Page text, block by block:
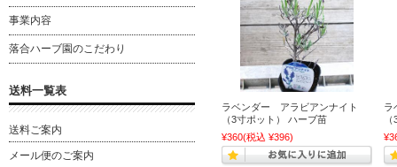
ラベンダー アラビアンナイト
（3寸ポット） ハーブ苗
¥360(税込 ¥396)
ラ
事業内容
落合ハーブ園のこだわり
送料一覧表
送料ご案内
メール便のご案内